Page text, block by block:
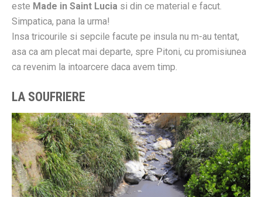
este Made in Saint Lucia si din ce material e facut.
Simpatica, pana la urma!
Insa tricourile si sepcile facute pe insula nu m-au tentat,
asa ca am plecat mai departe, spre Pitoni, cu promisiunea
ca revenim la intoarcere daca avem timp.
LA SOUFRIERE